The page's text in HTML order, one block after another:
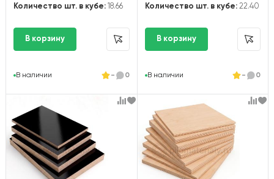
Количество шт. в кубе: 18.66
В наличии - 0
Количество шт. в кубе:22.40
В наличии - 0